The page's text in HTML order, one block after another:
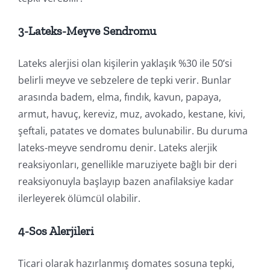
3-Lateks-Meyve Sendromu
Lateks alerjisi olan kişilerin yaklaşık %30 ile 50’si
belirli meyve ve sebzelere de tepki verir. Bunlar
arasında badem, elma, fındık, kavun, papaya,
armut, havuç, kereviz, muz, avokado, kestane, kivi,
şeftali, patates ve domates bulunabilir. Bu duruma
lateks-meyve sendromu denir. Lateks alerjik
reaksiyonları, genellikle maruziyete bağlı bir deri
reaksiyonuyla başlayıp bazen anafilaksiye kadar
ilerleyerek ölümcül olabilir.
4-Sos Alerjileri
Ticari olarak hazırlanmış domates sosuna tepki,